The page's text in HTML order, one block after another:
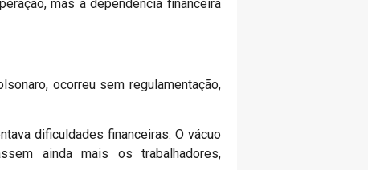
mas a dependência financeira
ocorreu sem regulamentação,
dificuldades financeiras. O vácuo
ainda mais os trabalhadores,